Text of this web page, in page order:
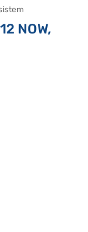
NOW,
(250 tablet) količina